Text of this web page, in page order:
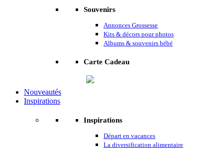
Souvenirs
Annonces Grossesse
Kits & décors pour photos
Albums & souvenirs bébé
Carte Cadeau
Nouveautés
Inspirations
Inspirations
Départ en vacances
La diversification alimentaire